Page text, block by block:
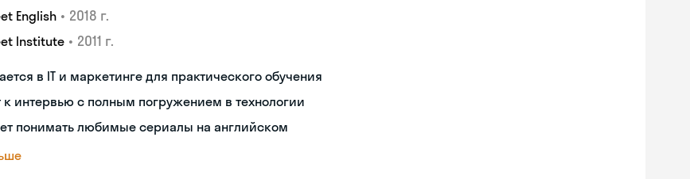
English • 2018 г.
Institute • 2011 г.
в IT и маркетинге для практического обучения
к интервью с полным погружением в технологии
понимать любимые сериалы на английском